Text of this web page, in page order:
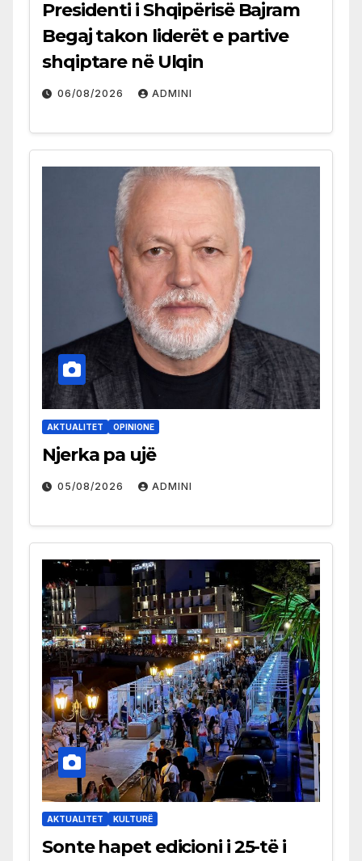
Presidenti i Shqipërisë Bajram
Begaj takon liderët e partive
shqiptare në Ulqin
06/08/2026 ADMINI
AKTUALITET OPINIONE
Njerka pa ujë
05/08/2026 ADMINI
AKTUALITET KULTURË
Sonte hapet edicioni i 25-të i